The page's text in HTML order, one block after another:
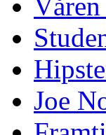
Joe